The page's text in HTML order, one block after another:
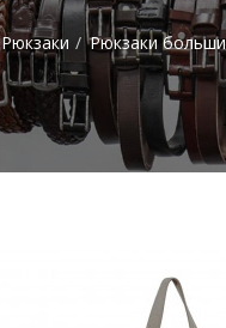
Рюкзаки Рюкзаки